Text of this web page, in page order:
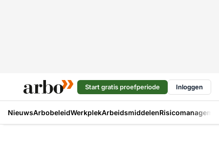
Start gratis proefperiode Inloggen
NieuwsArbobeleidWerkplekArbeidsmiddelen